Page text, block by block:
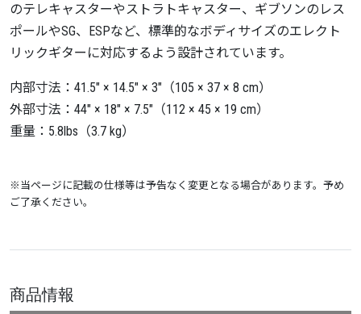
のテレキャスターやストラトキャスター、ギブソンのレス
ポールやSG、ESPなど、標準的なボディサイズのエレクト
リックギターに対応するよう設計されています。
内部寸法：41.5″ × 14.5″ × 3″（105 × 37 × 8 cm）
外部寸法：44″ × 18″ × 7.5″（112 × 45 × 19 cm）
重量：5.8lbs（3.7 kg）
※当ページに記載の仕様等は予告なく変更となる場合があります。予め
ご了承ください。
商品情報